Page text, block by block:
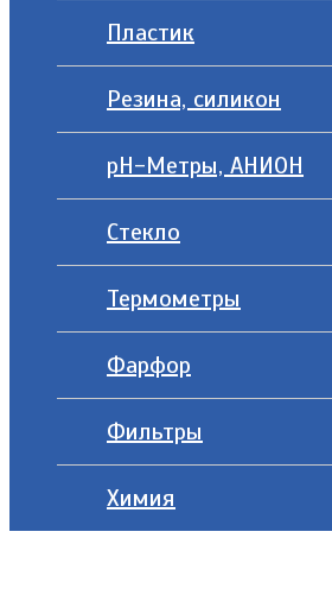
Пластик
Резина, силикон
рН-Метры, АНИОН
Стекло
Термометры
Фарфор
Фильтры
Химия